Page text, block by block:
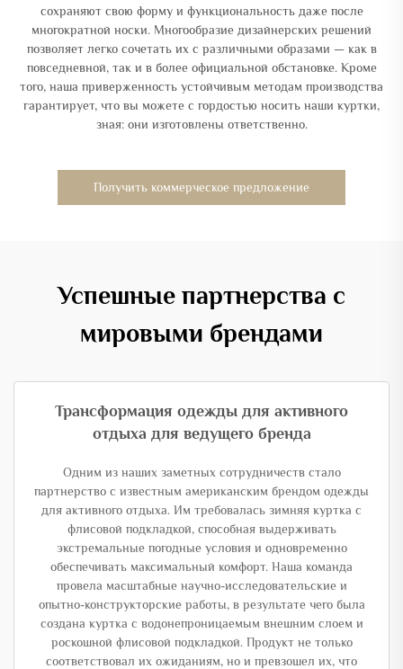
сохраняют свою форму и функциональность даже после
многократной носки. Многообразие дизайнерских решений
позволяет легко сочетать их с различными образами — как в
повседневной, так и в более официальной обстановке. Кроме
того, наша приверженность устойчивым методам производства
гарантирует, что вы можете с гордостью носить наши куртки,
зная: они изготовлены ответственно.
Получить коммерческое предложение
Успешные партнерства с
мировыми брендами
Трансформация одежды для активного
отдыха для ведущего бренда
Одним из наших заметных сотрудничеств стало
партнерство с известным американским брендом одежды
для активного отдыха. Им требовалась зимняя куртка с
флисовой подкладкой, способная выдерживать
экстремальные погодные условия и одновременно
обеспечивать максимальный комфорт. Наша команда
провела масштабные научно-исследовательские и
опытно-конструкторские работы, в результате чего была
создана куртка с водонепроницаемым внешним слоем и
роскошной флисовой подкладкой. Продукт не только
соответствовал их ожиданиям, но и превзошел их, что